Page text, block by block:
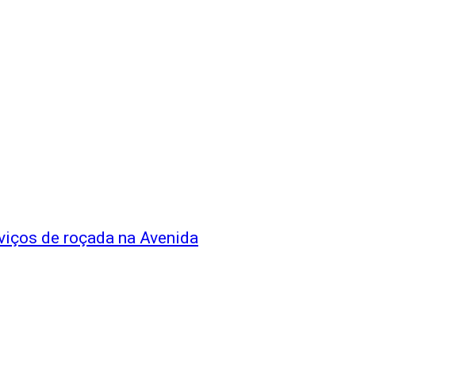
de roçada na Avenida